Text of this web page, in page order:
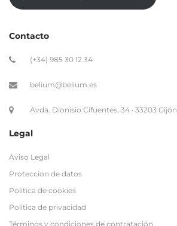
Contacto
(+34) 985 30 12 34
belium@belium.es
Avda. Dionisio Cifuentes, 34 · 33203 Gijón
Legal
Aviso Legal
Proteccion de datos
Politica de cookies
Politica de privacidad
Términos y condiciones de contratación